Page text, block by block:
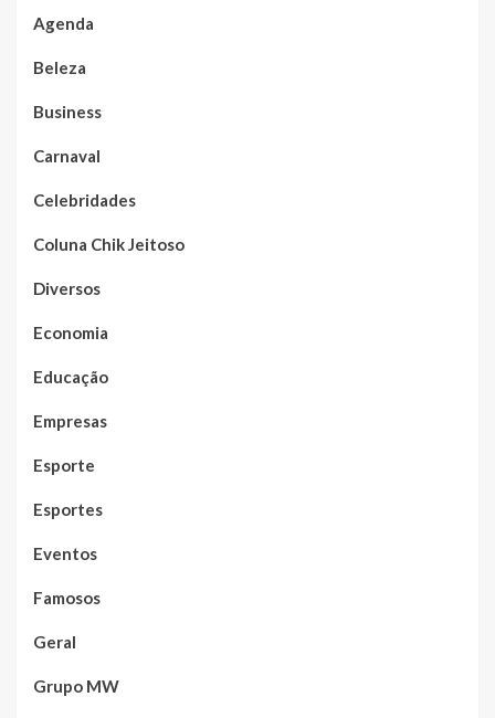
Agenda
Beleza
Business
Carnaval
Celebridades
Coluna Chik Jeitoso
Diversos
Economia
Educação
Empresas
Esporte
Esportes
Eventos
Famosos
Geral
Grupo MW